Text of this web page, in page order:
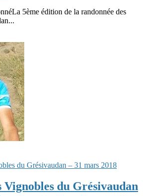
5ème édition de la randonnée des
Vignobles du Grésivaudan